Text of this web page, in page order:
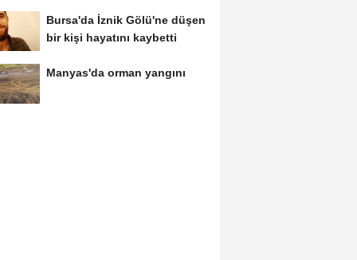
Bursa'da İznik Gölü'ne düşen
bir kişi hayatını kaybetti
Manyas'da orman yangını